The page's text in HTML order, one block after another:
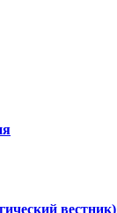
вестник)